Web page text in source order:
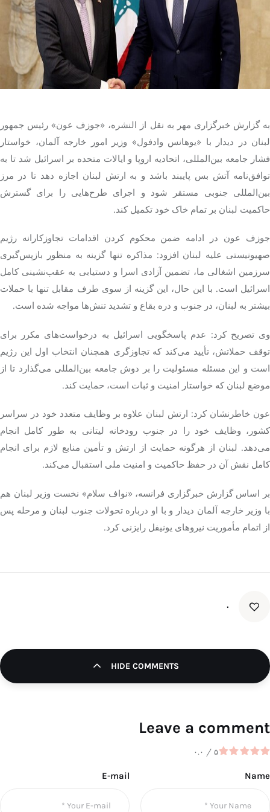
تک کده
پایگاه خبری آبان
خرید موتور ایمپلنت
به گزارش خبرگزاری مهر به نقل از النشره، «جوزف عون» رئیس جمهور
لبنان در دیدار با «یوهانس وادفول» وزیر امور خارجه آلمان، خواستار
فشار جامعه بین‌المللی، اتحادیه اروپا و ایالات متحده بر اسرائیل شد تا به
توافق‌نامه آتش بس پایبند باشد و به ارتش لبنان اجازه دهد تا در مرز
بین‌المللی جنوبی مستقر شود و اجرای طرح‌هایی را برای گسترش
حاکمیت لبنان بر تمام خاک خود تکمیل کند.
جوزف عون در ادامه ضمن محکوم کردن اقدامات تجاوزکارانه رژیم
صهیونیستی علیه لبنان افزود: مذاکره تنها گزینه به منظور بازپس‌گیری
سرزمین اشغالی ما، تضمین آزادی اسرا و دستیابی به عقب‌نشینی کامل
اسرائیل است. با این حال، این گزینه از سوی طرف مقابل تنها با حملات
بیشتر به لبنان، در جنوب و دره بقاع و تشدید تنش‌ها مواجه شده است.
وی تصریح کرد: عدم پاسخگویی اسرائیل به درخواست‌های مکرر برای
توقف حملاتش، تأیید می‌کند که تجاوزگری همچنان انتخاب اول این رژیم
است و این مسئله مسئولیت را بر دوش جامعه بین‌المللی می‌گذارد تا از
موضع لبنان که خواستار امنیت و ثبات است، حمایت کند.
عون خاطرنشان کرد: ارتش لبنان علاوه بر وظایف متعدد خود در سراسر
کشور، وظایف خود را در جنوب رودخانه لیتانی به طور کامل انجام
می‌دهد. لبنان از هرگونه حمایت از ارتش و تأمین منابع لازم برای انجام
کامل نقش آن در حفظ حاکمیت و امنیت ملی استقبال می‌کند.
بر اساس گزارش خبرگزاری فرانسه، «نواف سلام» نخست وزیر لبنان هم
با وزیر خارجه آلمان دیدار و با او درباره تحولات جنوب لبنان و مرحله پس
از اتمام مأموریت نیروهای یونیفل رایزنی کرد.
۰
HIDE COMMENTS
Leave a comment
۰.۰ / ۵
Name
E-mail